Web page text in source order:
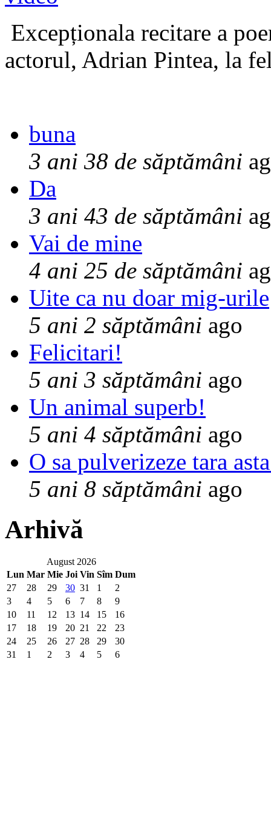
Excepționala recitare a
actorul, Adrian Pintea, la
buna
3 ani 38 de săptămâni
Da
3 ani 43 de săptămâni
Vai de mine
4 ani 25 de săptămâni
Uite ca nu doar mig-urile
5 ani 2 săptămâni ago
Felicitari!
5 ani 3 săptămâni ago
Un animal superb!
5 ani 4 săptămâni ago
O sa pulverizeze tara
5 ani 8 săptămâni ago
Arhivă
August 2026
Lun Mar Mie Joi Vin Sîm Dum
27
28 29 30 31 1
2
3
4 5 6 7 8
9
10
11 12 13 14 15
16
17
18 19 20 21 22
23
24
25 26 27 28 29
30
31
1 2 3 4 5 6